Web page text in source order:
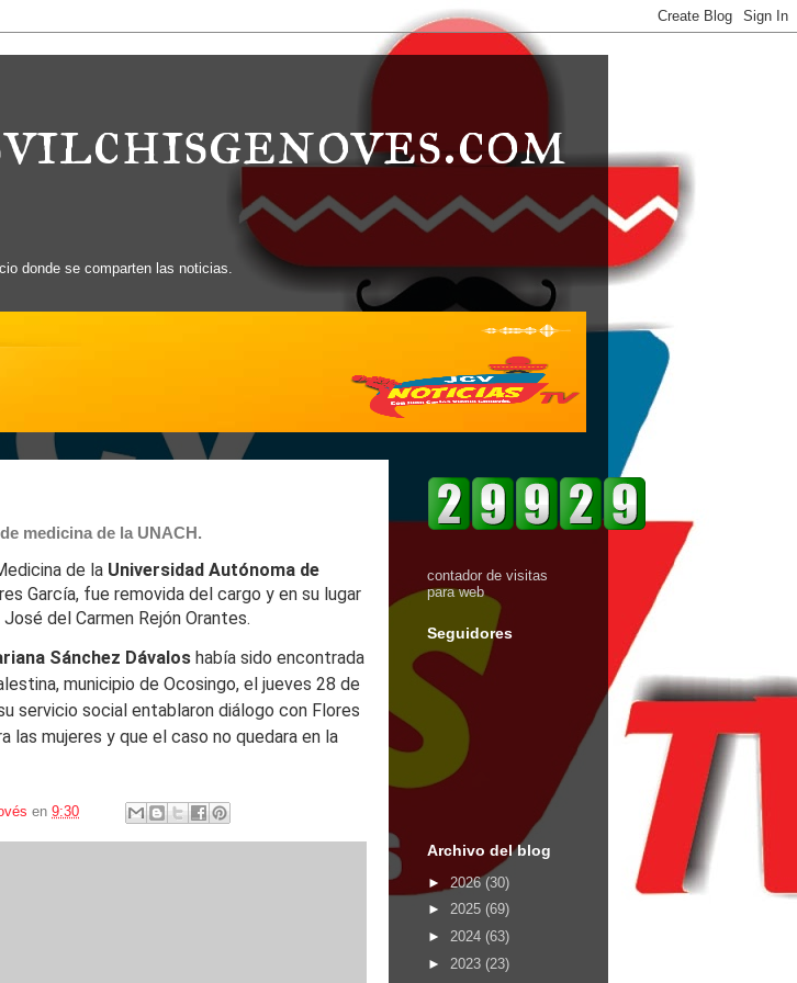
donde se comparten las noticias.
medicina de la UNACH.
de la Universidad Autónoma de
García, fue removida del cargo y en su lugar
del Carmen Rejón Orantes.
Sánchez Dávalos había sido encontrada
municipio de Ocosingo, el jueves 28 de
servicio social entablaron diálogo con Flores
las mujeres y que el caso no quedara en la
en 9:30
contador de visitas
para web
Seguidores
Archivo del blog
► 2026(30)
► 2025 (69)
► 2024 (63)
► 2023 (23)